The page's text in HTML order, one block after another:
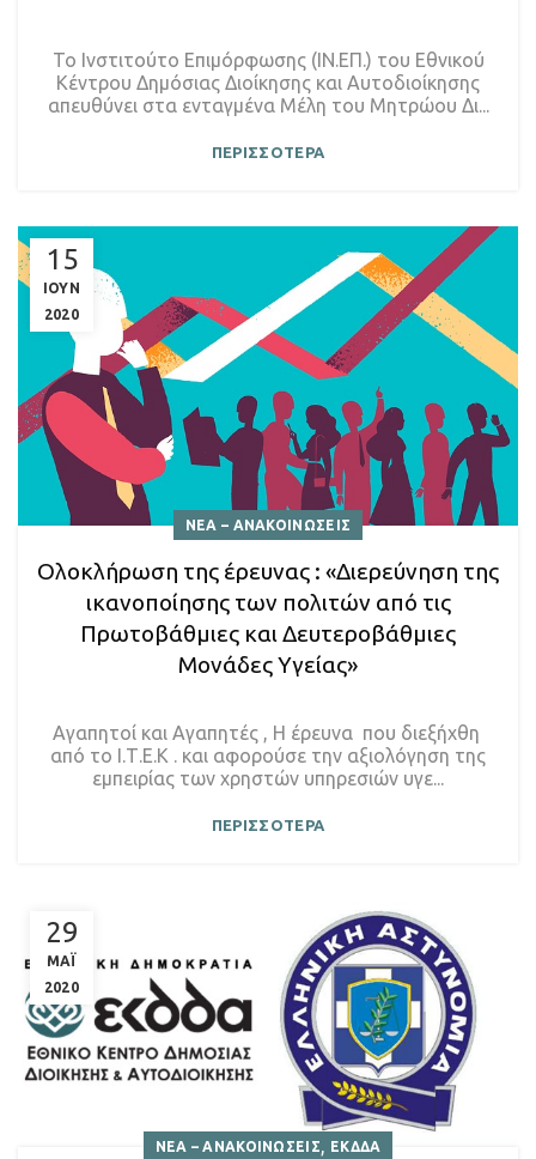
Το Ινστιτούτο Επιμόρφωσης (ΙΝ.ΕΠ.) του Εθνικού
Κέντρου Δημόσιας Διοίκησης και Αυτοδιοίκησης
απευθύνει στα ενταγμένα Μέλη του Μητρώου Δι...
ΠΕΡΙΣΣΟΤΕΡΑ
15
ΙΟΥΝ
2020
ΝΕΑ – ΑΝΑΚΟΙΝΩΣΕΙΣ
Ολοκλήρωση της έρευνας : «Διερεύνηση της
ικανοποίησης των πολιτών από τις
Πρωτοβάθμιες και Δευτεροβάθμιες
Μονάδες Υγείας»
Αγαπητοί και Αγαπητές , Η έρευνα που διεξήχθη
από το Ι.Τ.Ε.Κ . και αφορούσε την αξιολόγηση της
εμπειρίας των χρηστών υπηρεσιών υγε...
ΠΕΡΙΣΣΟΤΕΡΑ
29
ΜΑΪ
2020
ΝΕΑ – ΑΝΑΚΟΙΝΩΣΕΙΣ, ΕΚΔΔΑ